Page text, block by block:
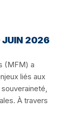
JUIN 2026
(MFM) a
liés aux
À travers